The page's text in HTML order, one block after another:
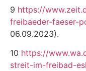
9 https://
freibaeder-faeser-
06.09.2023).
10 https://
streit-im-freibad-